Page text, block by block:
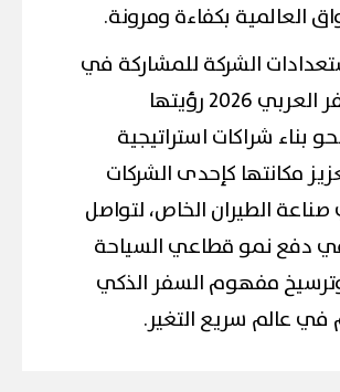
العالمية بكفاءة ومرونة.
الشركة للمشاركة في
سوق السفر العربي 2026 رؤيتها
بناء شراكات استراتيجية
مكانتها كإحدى الشركات
صناعة الطيران الخاص، لتواصل
دفع نمو قطاعي السياحة
وترسيخ مفهوم السفر الذكي
في عالم سريع التغير.